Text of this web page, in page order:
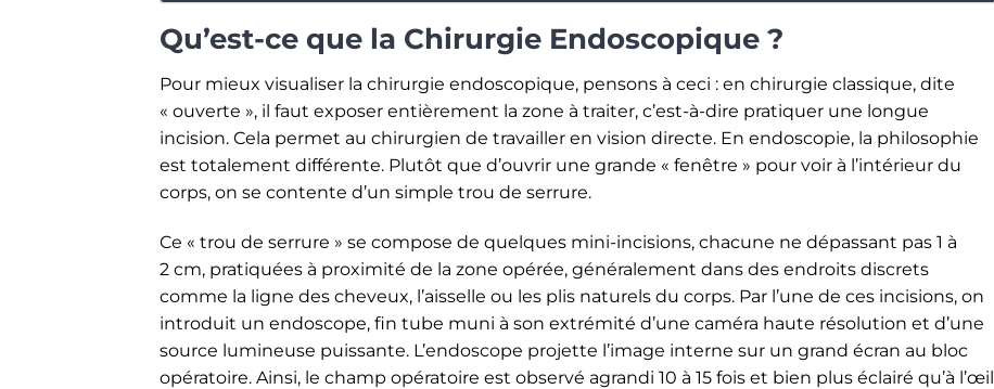
Qu’est-ce que la Chirurgie Endoscopique ?
Pour mieux visualiser la chirurgie endoscopique, pensons à ceci : en chirurgie classique, dite
« ouverte », il faut exposer entièrement la zone à traiter, c’est-à-dire pratiquer une longue
incision. Cela permet au chirurgien de travailler en vision directe. En endoscopie, la philosophie
est totalement différente. Plutôt que d’ouvrir une grande « fenêtre » pour voir à l’intérieur du
corps, on se contente d’un simple trou de serrure.
Ce « trou de serrure » se compose de quelques mini-incisions, chacune ne dépassant pas 1 à
2 cm, pratiquées à proximité de la zone opérée, généralement dans des endroits discrets
comme la ligne des cheveux, l’aisselle ou les plis naturels du corps. Par l’une de ces incisions, on
introduit un endoscope, fin tube muni à son extrémité d’une caméra haute résolution et d’une
source lumineuse puissante. L’endoscope projette l’image interne sur un grand écran au bloc
opératoire. Ainsi, le champ opératoire est observé agrandi 10 à 15 fois et bien plus éclairé qu’à l’œil